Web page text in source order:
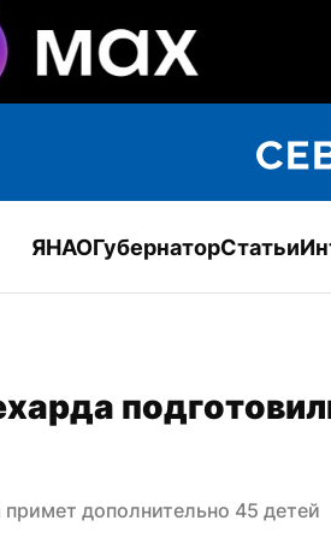
ЯНАОГубернаторСтатьи
дополнительно 45 детей